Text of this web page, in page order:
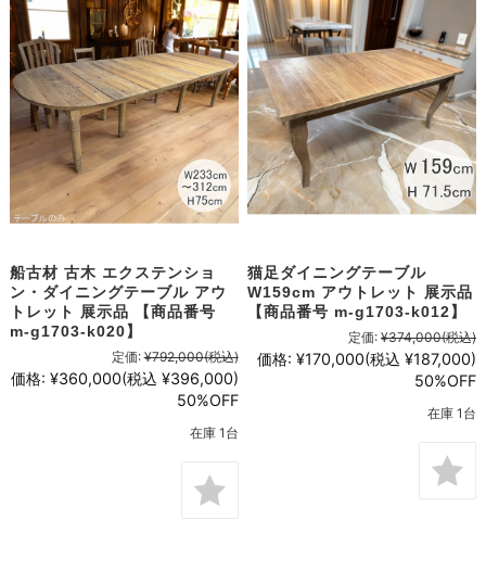
船古材 古木 エクステンショ
ン・ダイニングテーブル アウ
トレット 展示品 【商品番号
m-g1703-k020】
定価: ¥792,000(税込)
価格: ¥360,000(税込 ¥396,000)
50%OFF
在庫 1台
猫足ダイニングテーブル
W159cm アウトレット 展示品
【商品番号 m-g1703-k012】
定価: ¥374,000(税込)
価格: ¥170,000(税込 ¥187,000)
50%OFF
在庫 1台